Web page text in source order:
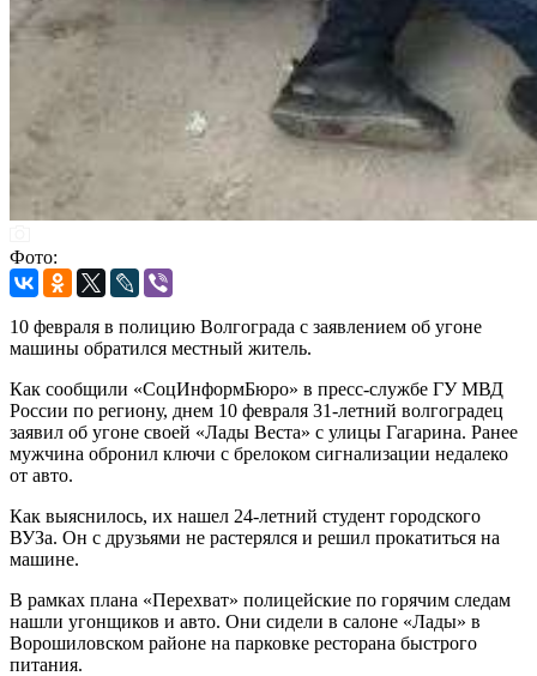
Фото:
10 февраля в полицию Волгограда с заявлением об угоне
машины обратился местный житель.
Как сообщили «СоцИнформБюро» в пресс-службе ГУ МВД
России по региону, днем 10 февраля 31-летний волгоградец
заявил об угоне своей «Лады Веста» с улицы Гагарина. Ранее
мужчина обронил ключи с брелоком сигнализации недалеко
от авто.
Как выяснилось, их нашел 24-летний студент городского
ВУЗа. Он с друзьями не растерялся и решил прокатиться на
машине.
В рамках плана «Перехват» полицейские по горячим следам
нашли угонщиков и авто. Они сидели в салоне «Лады» в
Ворошиловском районе на парковке ресторана быстрого
питания.